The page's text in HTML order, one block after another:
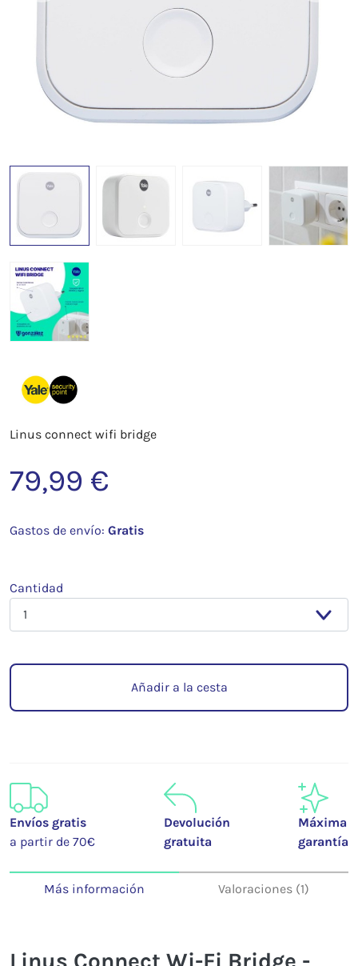
Linus connect wifi bridge
79,99 €
Gastos de envío: Gratis
Cantidad
Añadir a la cesta
Envíos gratis
a partir de 70€
Devolución
gratuita
Máxima
garantía
Más información Valoraciones (1)